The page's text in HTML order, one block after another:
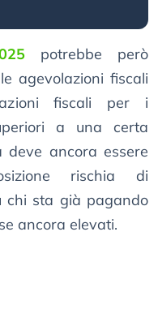
potrebbe però
agevolazioni fiscali
fiscali per i
a una certa
deve ancora essere
rischia di
chi sta già pagando
ancora elevati.